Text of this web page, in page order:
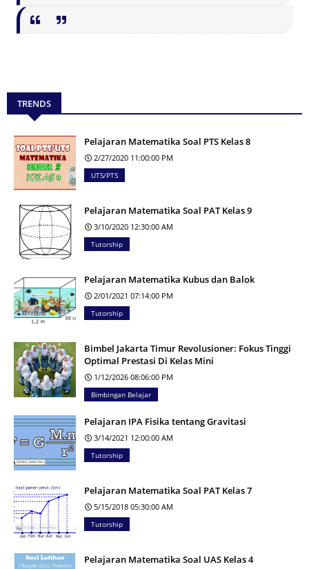
TRENDS
Pelajaran Matematika Soal PTS Kelas 8
2/27/2020 11:00:00 PM
UTS/PTS
Pelajaran Matematika Soal PAT Kelas 9
3/10/2020 12:30:00 AM
Tutorship
Pelajaran Matematika Kubus dan Balok
2/01/2021 07:14:00 PM
Tutorship
Bimbel Jakarta Timur Revolusioner: Fokus Tinggi
Optimal Prestasi Di Kelas Mini
1/12/2026 08:06:00 PM
Bimbingan Belajar
Pelajaran IPA Fisika tentang Gravitasi
3/14/2021 12:00:00 AM
Tutorship
Pelajaran Matematika Soal PAT Kelas 7
5/15/2018 05:30:00 AM
Tutorship
Pelajaran Matematika Soal UAS Kelas 4